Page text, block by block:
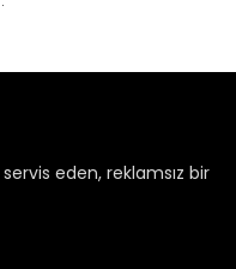
servis eden, reklamsız bir